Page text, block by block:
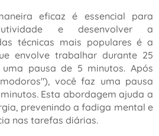
eficaz é essencial para
e desenvolver a
técnicas mais populares é a
envolve trabalhar durante 25
pausa de 5 minutos. Após
você faz uma pausa
Esta abordagem ajuda a
prevenindo a fadiga mental e
nas tarefas diárias.